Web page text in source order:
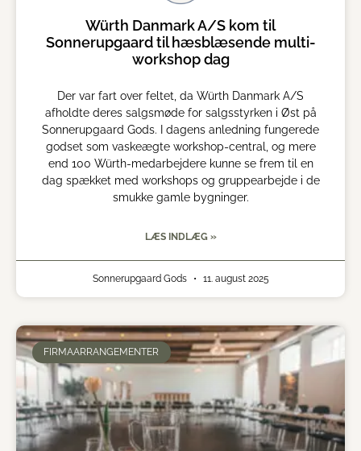
Würth Danmark A/S kom til
Sonnerupgaard til hæsblæsende multi-
workshop dag
Der var fart over feltet, da Würth Danmark A/S
afholdte deres salgsmøde for salgsstyrken i Øst på
Sonnerupgaard Gods. I dagens anledning fungerede
godset som vaskeægte workshop-central, og mere
end 100 Würth-medarbejdere kunne se frem til en
dag spækket med workshops og gruppearbejde i de
smukke gamle bygninger.
LÆS INDLÆG »
Sonnerupgaard Gods 11. august 2025
FIRMAARRANGEMENTER